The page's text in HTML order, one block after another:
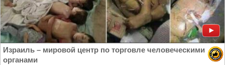
Израиль – мировой центр по торговле человеческими
органами